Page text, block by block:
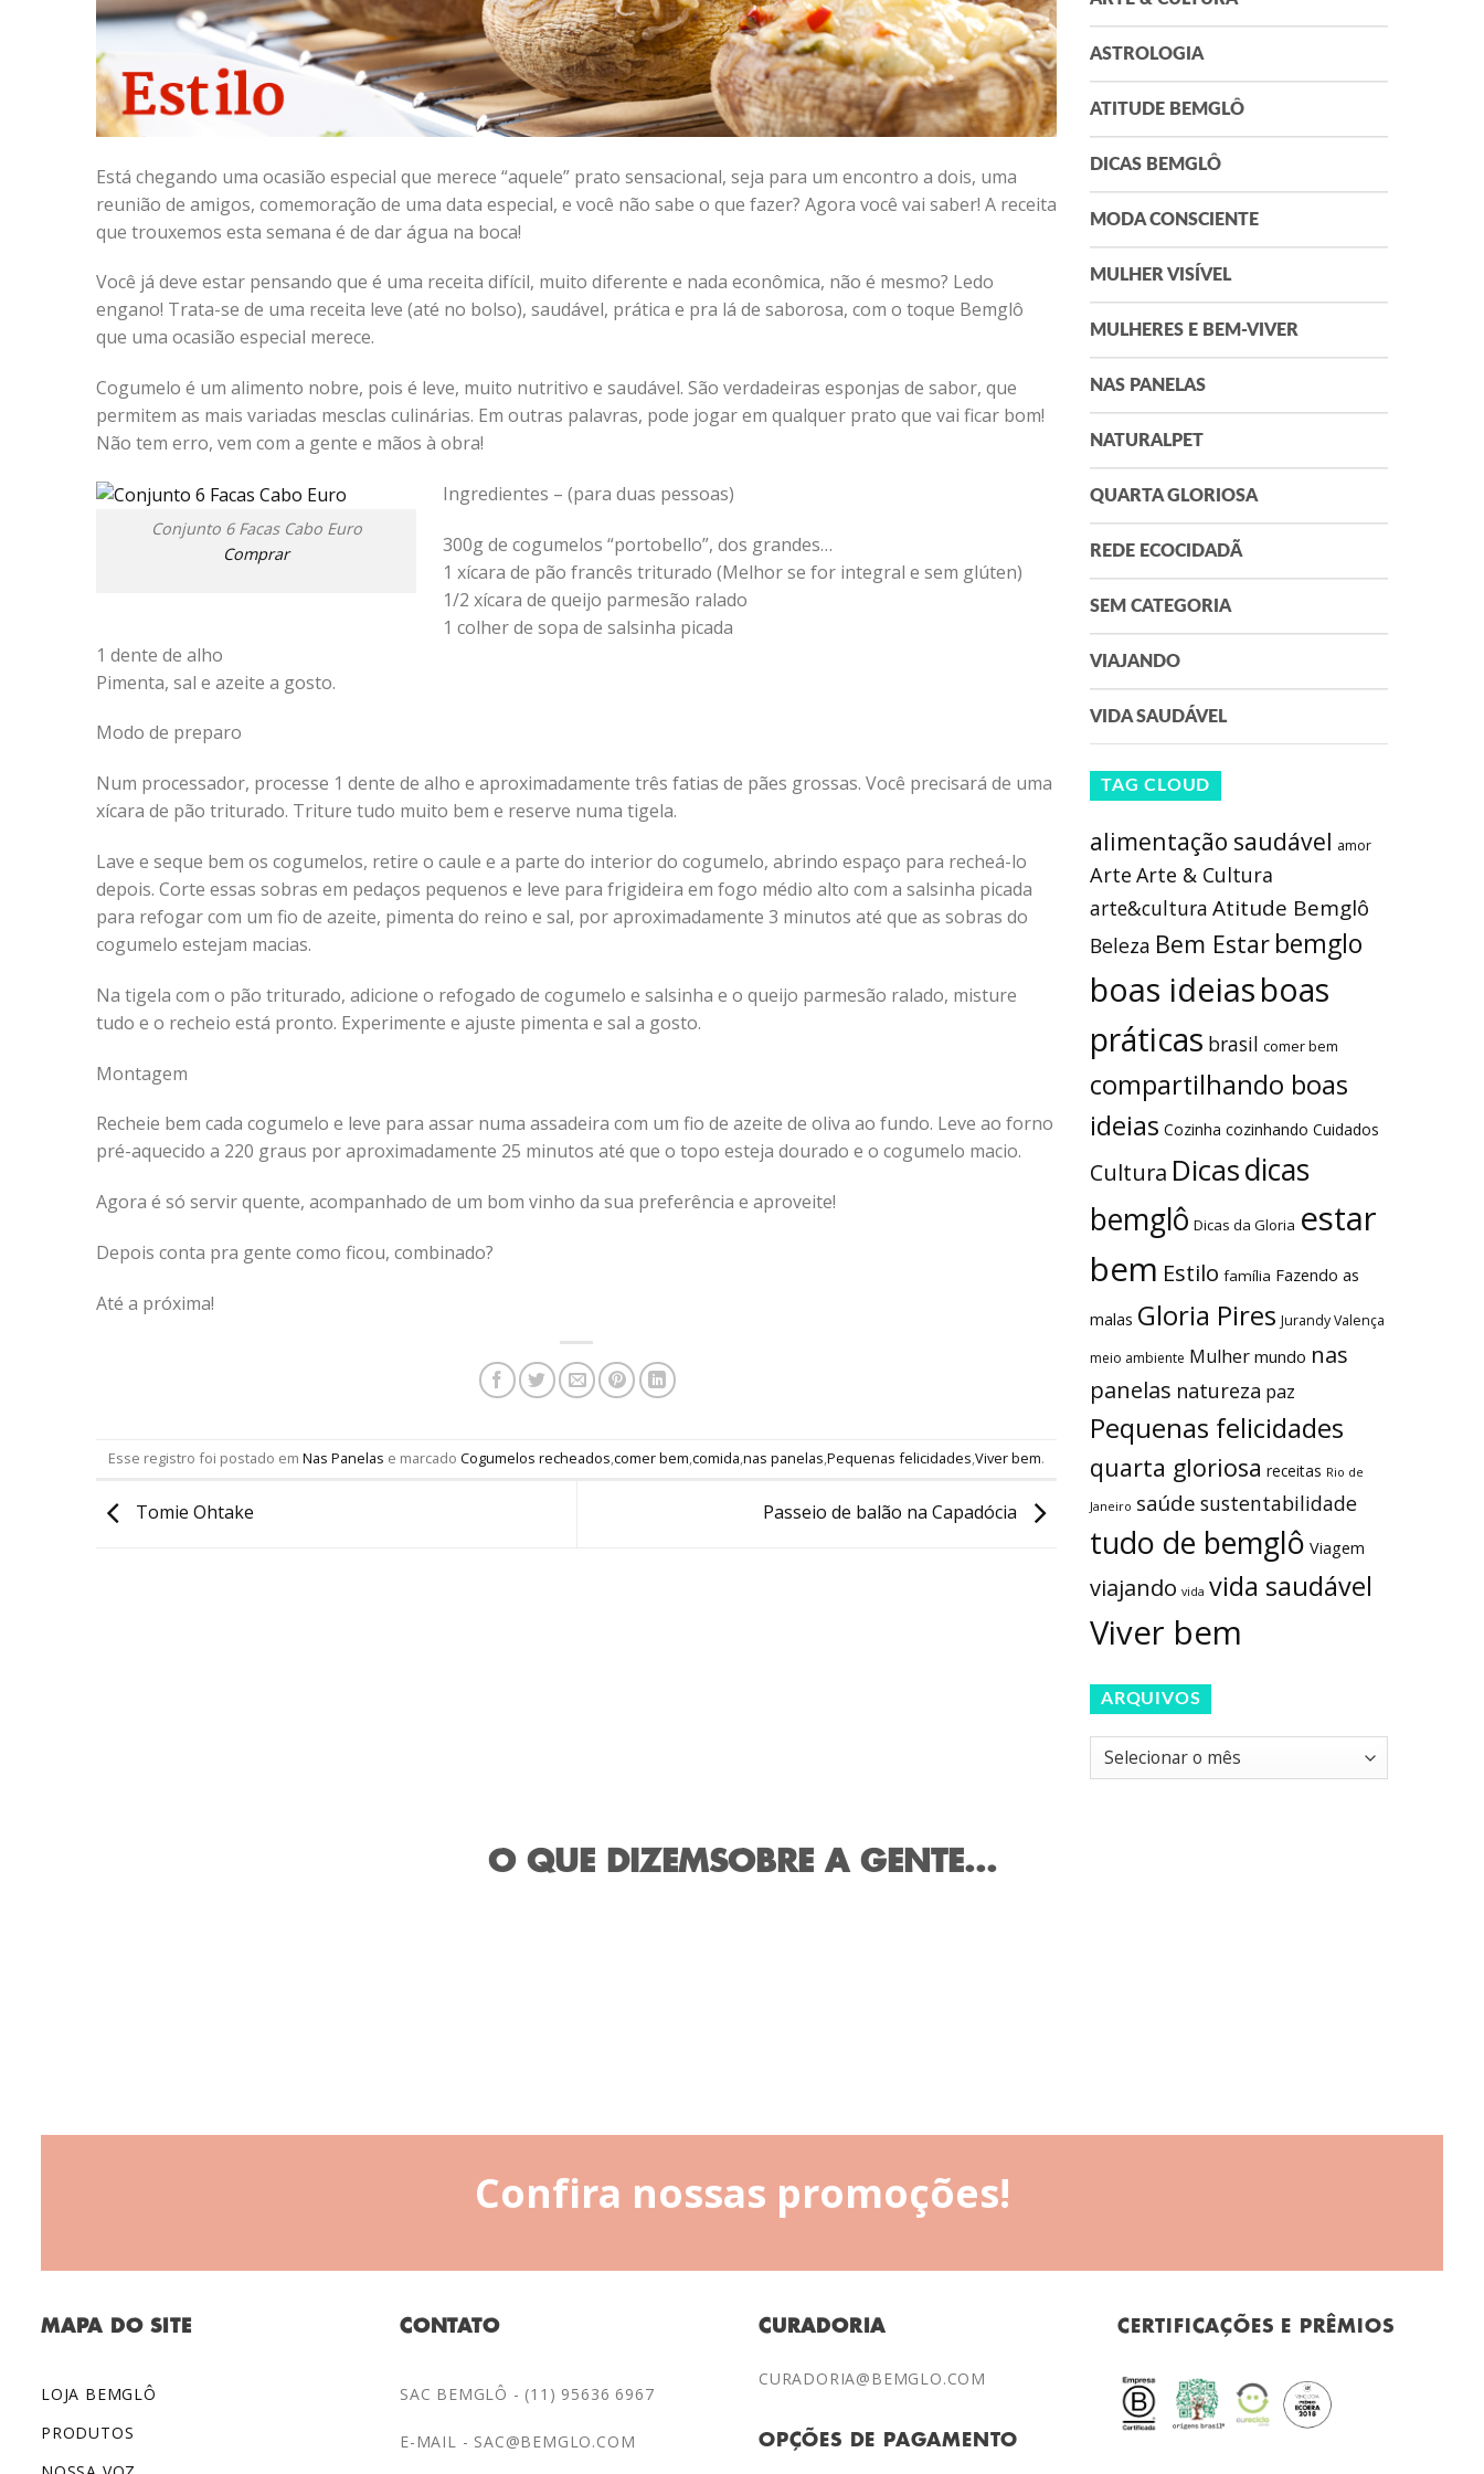
Está chegando uma ocasião especial que merece “aquele” prato sensacional, seja para um encontro a dois, uma
reunião de amigos, comemoração de uma data especial, e você não sabe o que fazer? Agora você vai saber! A receita
que trouxemos esta semana é de dar água na boca!
Você já deve estar pensando que é uma receita difícil, muito diferente e nada econômica, não é mesmo? Ledo
engano! Trata-se de uma receita leve (até no bolso), saudável, prática e pra lá de saborosa, com o toque Bemglô
que uma ocasião especial merece.
Cogumelo é um alimento nobre, pois é leve, muito nutritivo e saudável. São verdadeiras esponjas de sabor, que
permitem as mais variadas mesclas culinárias. Em outras palavras, pode jogar em qualquer prato que vai ficar bom!
Não tem erro, vem com a gente e mãos à obra!
Conjunto 6 Facas Cabo Euro
Comprar
Ingredientes – (para duas pessoas)
300g de cogumelos “portobello”, dos grandes…
1 xícara de pão francês triturado (Melhor se for integral e sem glúten)
1/2 xícara de queijo parmesão ralado
1 colher de sopa de salsinha picada
1 dente de alho
Pimenta, sal e azeite a gosto.
Modo de preparo
Num processador, processe 1 dente de alho e aproximadamente três fatias de pães grossas. Você precisará de uma
xícara de pão triturado. Triture tudo muito bem e reserve numa tigela.
Lave e seque bem os cogumelos, retire o caule e a parte do interior do cogumelo, abrindo espaço para recheá-lo
depois. Corte essas sobras em pedaços pequenos e leve para frigideira em fogo médio alto com a salsinha picada
para refogar com um fio de azeite, pimenta do reino e sal, por aproximadamente 3 minutos até que as sobras do
cogumelo estejam macias.
Na tigela com o pão triturado, adicione o refogado de cogumelo e salsinha e o queijo parmesão ralado, misture
tudo e o recheio está pronto. Experimente e ajuste pimenta e sal a gosto.
Montagem
Recheie bem cada cogumelo e leve para assar numa assadeira com um fio de azeite de oliva ao fundo. Leve ao forno
pré-aquecido a 220 graus por aproximadamente 25 minutos até que o topo esteja dourado e o cogumelo macio.
Agora é só servir quente, acompanhado de um bom vinho da sua preferência e aproveite!
Depois conta pra gente como ficou, combinado?
Até a próxima!
Esse registro foi postado em Nas Panelas e marcado Cogumelos recheados,comer bem,comida,nas panelas,Pequenas felicidades,Viver bem.
Tomie Ohtake Passeio de balão na Capadócia
ASTROLOGIA
ATITUDE BEMGLÔ
DICAS BEMGLÔ
MODA CONSCIENTE
MULHER VISÍVEL
MULHERES E BEM-VIVER
NAS PANELAS
NATURALPET
QUARTA GLORIOSA
REDE ECOCIDADÃ
SEM CATEGORIA
VIAJANDO
VIDA SAUDÁVEL
TAG CLOUD
alimentação saudável amor
Arte Arte & Cultura
arte&cultura Atitude Bemglô
Beleza Bem Estar bemglo
boas ideiasboas
práticas brasil comer bem
compartilhando boas
ideias Cozinha cozinhando Cuidados
Cultura Dicasdicas
bemglô Dicas da Gloria estar
bem Estilo família Fazendo as
malas Gloria Pires Jurandy Valença
meio ambiente Mulher mundo nas
panelas natureza paz
Pequenas felicidades
quarta gloriosa receitas Rio de
Janeiro saúde sustentabilidade
tudo de bemglô Viagem
viajando vida vida saudável
Viver bem
ARQUIVOS
Arquivos
O QUE DIZEMSOBRE A GENTE...
Confira nossas promoções!
MAPA DO SITE
LOJA BEMGLÔ
PRODUTOS
CONTATO
SAC BEMGLÔ - (11) 95636 6967
E-MAIL - SAC@BEMGLO.COM
CURADORIA
CURADORIA@BEMGLO.COM
OPÇÕES DE PAGAMENTO
CERTIFICAÇÕES E PRÊMIOS